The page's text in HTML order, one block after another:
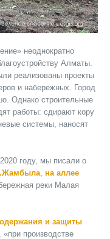
неоднократно
Алматы.
реализованы проекты
и набережных. Город
Однако строительные
работы: сдирают кору
системы, наносят
году, мы писали о
, на аллее
реки Малая
и защиты
, «при производстве